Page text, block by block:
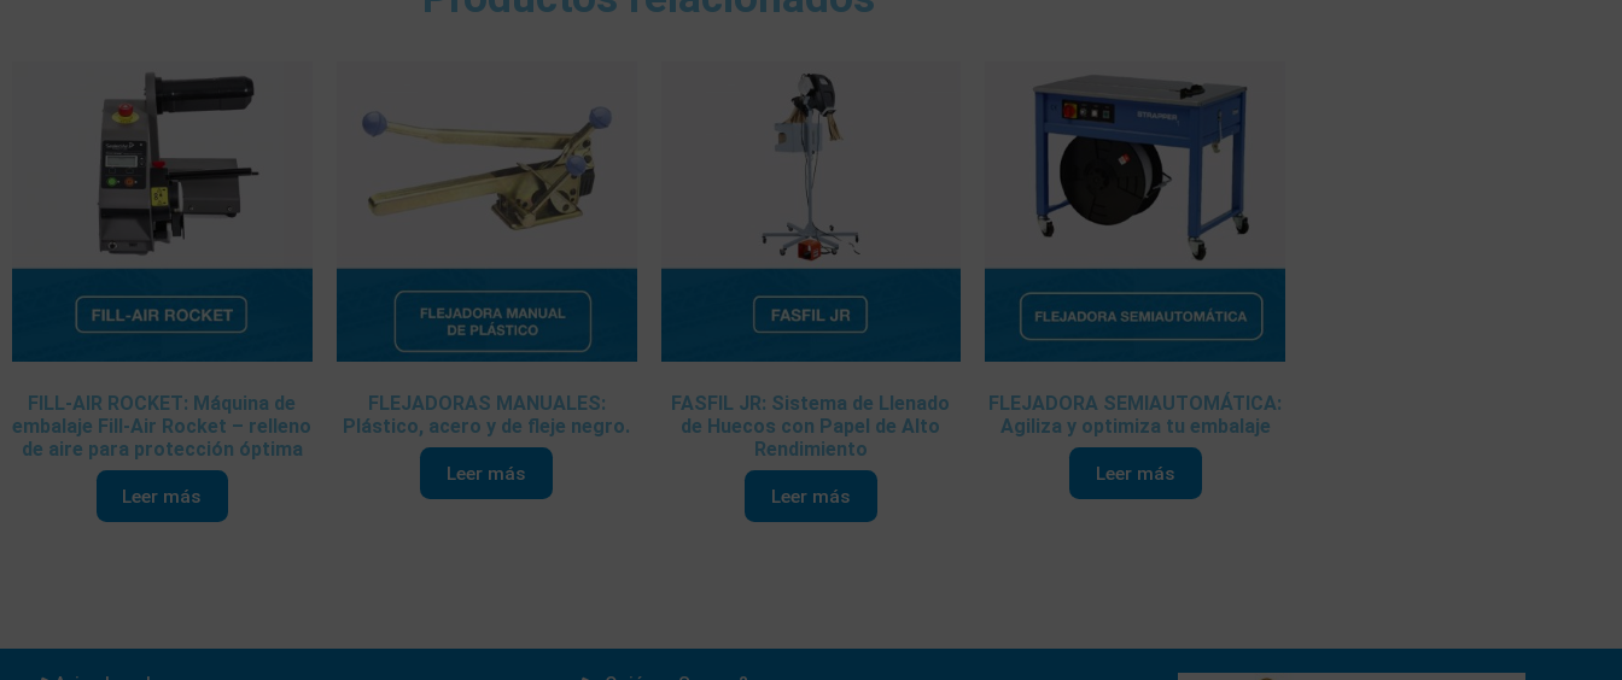
FILL-AIR ROCKET: Máquina de
embalaje Fill-Air Rocket – relleno
de aire para protección óptima
Leer más
FLEJADORAS MANUALES:
Plástico, acero y de fleje negro.
Leer más
FASFIL JR: Sistema de Llenado
de Huecos con Papel de Alto
Rendimiento
Leer más
FLEJADORA SEMIAUTOMÁTICA:
Agiliza y optimiza tu embalaje
Leer más